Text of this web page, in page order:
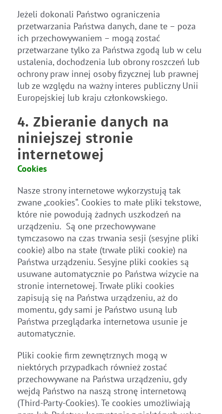
Jeżeli dokonali Państwo ograniczenia
przetwarzania Państwa danych, dane te – poza
ich przechowywaniem – mogą zostać
przetwarzane tylko za Państwa zgodą lub w celu
ustalenia, dochodzenia lub obrony roszczeń lub
ochrony praw innej osoby fizycznej lub prawnej
lub ze względu na ważny interes publiczny Unii
Europejskiej lub kraju członkowskiego.
4. Zbieranie danych na
niniejszej stronie
internetowej
Cookies
Nasze strony internetowe wykorzystują tak
zwane „cookies“. Cookies to małe pliki tekstowe,
które nie powodują żadnych uszkodzeń na
urządzeniu. Są one przechowywane
tymczasowo na czas trwania sesji (sesyjne pliki
cookie) albo na stałe (trwałe pliki cookie) na
Państwa urządzeniu. Sesyjne pliki cookies są
usuwane automatycznie po Państwa wizycie na
stronie internetowej. Trwałe pliki cookies
zapisują się na Państwa urządzeniu, aż do
momentu, gdy sami je Państwo usuną lub
Państwa przeglądarka internetowa usunie je
automatycznie.
Pliki cookie firm zewnętrznych mogą w
niektórych przypadkach również zostać
przechowywane na Państwa urządzeniu, gdy
wejdą Państwo na naszą stronę internetową
(Third-Party-Cookies). Te cookies umożliwiają